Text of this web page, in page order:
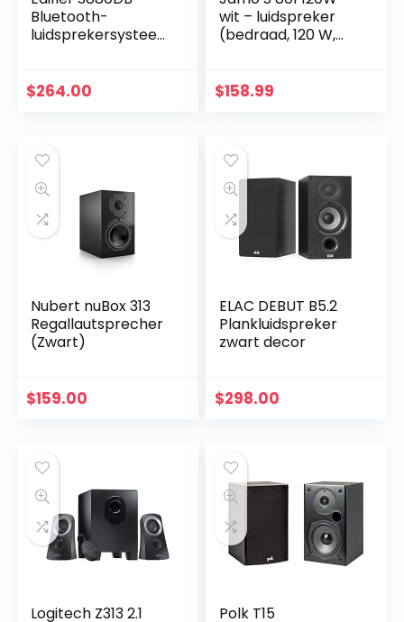
Bluetooth-
luidsprekersystee
$264.00
wit – luidspreker
(bedraad, 120 W,
$158.99
Nubert nuBox 313
Regallautsprecher
(Zwart)
$159.00
ELAC DEBUT B5.2
Plankluidspreker
zwart decor
$298.00
Logitech Z313 2.1
Polk T15